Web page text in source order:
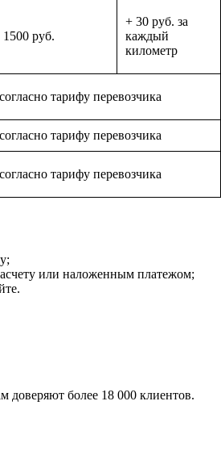
1500 руб.
+ 30 руб. за
каждый
километр
согласно тарифу перевозчика
согласно тарифу перевозчика
согласно тарифу перевозчика
или наложенным платежом;
доверяют более 18 000 клиентов.